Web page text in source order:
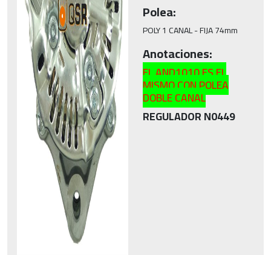
Polea:
POLY 1 CANAL - FIJA 74mm
Anotaciones:
EL AND1010 ES EL
MISMO CON POLEA
DOBLE CANAL
REGULADOR N0449